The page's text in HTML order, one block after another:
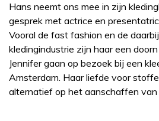
Hans neemt ons mee in zijn
gesprek met actrice en
Vooral de fast fashion en de
kledingindustrie zijn haar een
Jennifer gaan op bezoek bij een
Amsterdam. Haar liefde voor
alternatief op het aanschaffen van